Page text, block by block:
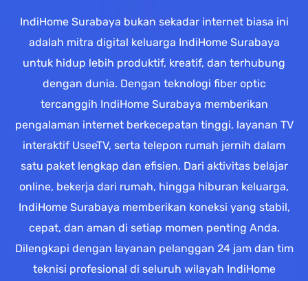
IndiHome Surabaya bukan sekadar internet biasa ini
adalah mitra digital keluarga IndiHome Surabaya
untuk hidup lebih produktif, kreatif, dan terhubung
dengan dunia. Dengan teknologi fiber optic
tercanggih IndiHome Surabaya memberikan
pengalaman internet berkecepatan tinggi, layanan TV
interaktif UseeTV, serta telepon rumah jernih dalam
satu paket lengkap dan efisien. Dari aktivitas belajar
online, bekerja dari rumah, hingga hiburan keluarga,
IndiHome Surabaya memberikan koneksi yang stabil,
cepat, dan aman di setiap momen penting Anda.
Dilengkapi dengan layanan pelanggan 24 jam dan tim
teknisi profesional di seluruh wilayah IndiHome